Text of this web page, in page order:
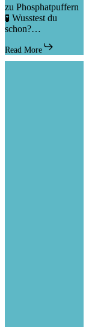
zu Phosphatpuffern
🧪 Wusstest du
schon?…
Read More